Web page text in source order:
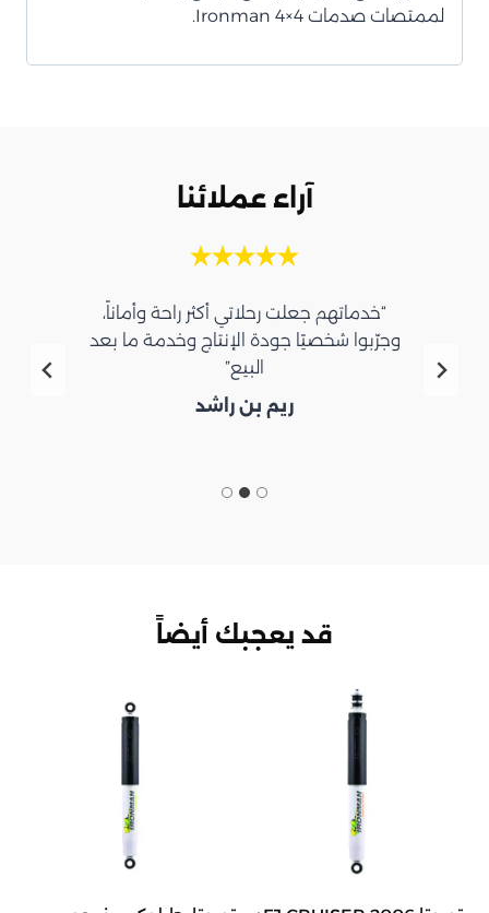
لممتصات صدمات Ironman 4×4.
آراء عملائنا
“خدماتهم جعلت رحلاتي أكثر راحة وأماناً،
وجرّبوا شخصيًا جودة الإنتاج وخدمة ما بعد
البيع”
ريم بن راشد
قد يعجبك أيضاً